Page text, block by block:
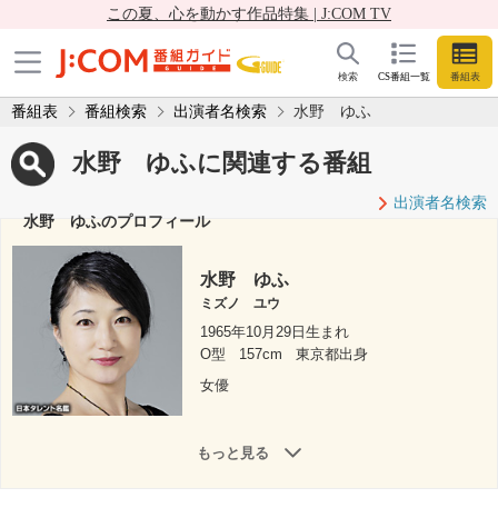
この夏、心を動かす作品特集 | J:COM TV
CS番組一覧 番組表
検索
番組表 番組検索 出演者名検索 水野 ゆふ
水野 ゆふに関連する番組
出演者名検索
水野 ゆふのプロフィール
水野 ゆふ
ミズノ ユウ
1965年10月29日生まれ
O型
157cm
東京都出身
女優
もっと見る